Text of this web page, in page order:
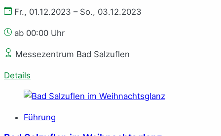
Fr., 01.12.2023 – So., 03.12.2023
ab 00:00 Uhr
Messezentrum Bad Salzuflen
Details
Führung